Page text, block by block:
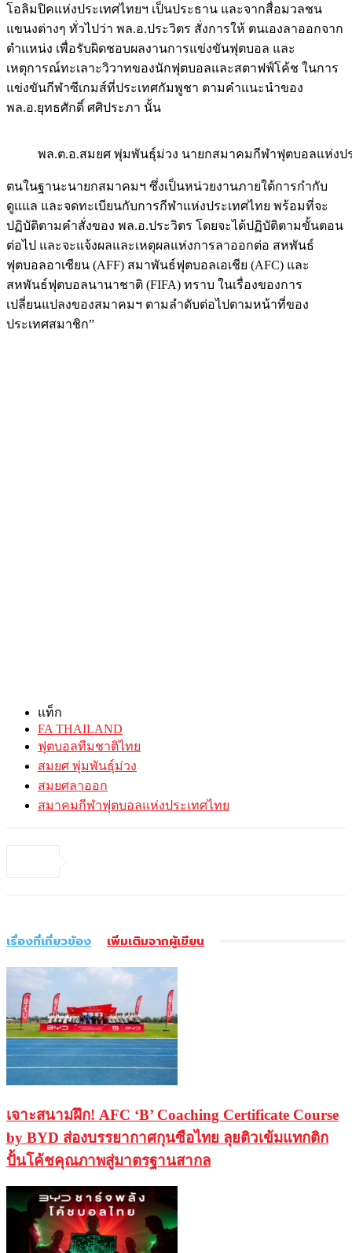
โอลิมปิคแห่งประเทศไทยฯ เป็นประธาน และจากสื่อมวลชน
แขนงต่างๆ ทั่วไปว่า พล.อ.ประวิตร สั่งการให้ ตนเองลาออกจาก
ตำแหน่ง เพื่อรับผิดชอบผลงานการแข่งขันฟุตบอล และ
เหตุการณ์ทะเลาะวิวาทของนักฟุตบอลและสตาฟฟ์โค้ช ในการ
แข่งขันกีฬาซีเกมส์ที่ประเทศกัมพูชา ตามคำแนะนำของ
พล.อ.ยุทธศักดิ์ ศศิประภา นั้น
พล.ต.อ.สมยศ พุ่มพันธุ์ม่วง นายกสมาคมกีฬาฟุตบอลแห่งป
ตนในฐานะนายกสมาคมฯ ซึ่งเป็นหน่วยงานภายใต้การกำกับ
ดูแแล และจดทะเบียนกับการกีฬาแห่งประเทศไทย พร้อมที่จะ
ปฏิบัติตามคำสั่งของ พล.อ.ประวิตร โดยจะได้ปฏิบัติตามขั้นตอน
ต่อไป และจะแจ้งผลและเหตุผลแห่งการลาออกต่อ สหพันธ์
ฟุตบอลอาเซียน (AFF) สมาพันธ์ฟุตบอลเอเชีย (AFC) และ
สหพันธ์ฟุตบอลนานาชาติ (FIFA) ทราบ ในเรื่องของการ
เปลี่ยนแปลงของสมาคมฯ ตามลำดับต่อไปตามหน้าที่ของ
ประเทศสมาชิก”
แท็ก
FA THAILAND
ฟุตบอลทีมชาติไทย
สมยศ พุ่มพันธุ์ม่วง
สมยศลาออก
สมาคมกีฬาฟุตบอลแห่งประเทศไทย
เรื่องที่เกี่ยวข้อง เพิ่มเติมจากผู้เขียน
เจาะสนามฝึก! AFC ‘B’ Coaching Certificate Course
by BYD ส่องบรรยากาศกุนซือไทย ลุยติวเข้มแทกติก
ปั้นโค้ชคุณภาพสู่มาตรฐานสากล